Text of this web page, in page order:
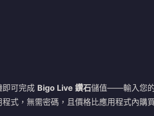
即可完成 Bigo Live 鑽石儲值——輸入您
式，無需密碼，且價格比應用程式內購